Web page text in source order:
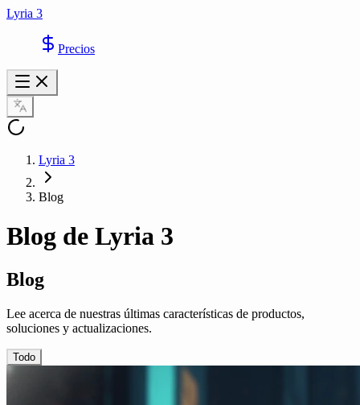
Lyria 3
Precios
Lyria 3
Blog
Blog de Lyria 3
Blog
Lee acerca de nuestras últimas características de productos,
soluciones y actualizaciones.
Todo